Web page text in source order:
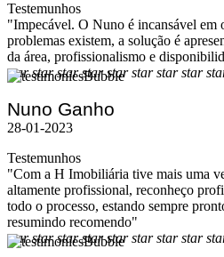
Testemunhos
"Impecável. O Nuno é incansável em
problemas existem, a solução é
da área, profissionalismo e
star star star star star star star star
Nuno Ganho
28-01-2023
Testemunhos
"Com a H Imobiliária tive mais uma
altamente profissional, reconheço
todo o processo, estando sempre
resumindo recomendo"
star star star star star star star star